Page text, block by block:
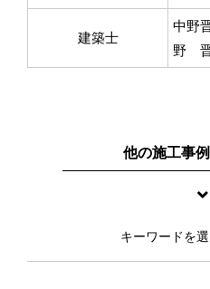
建築士
中野
野
他の施工事
キーワードを